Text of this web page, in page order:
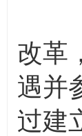
（
改革
遇并
过建